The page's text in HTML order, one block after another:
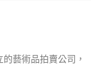
藝術品拍賣公司，